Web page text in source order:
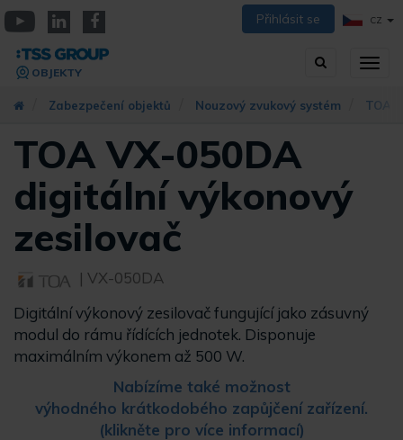
Přejít
k
hlavnímu
obsahu
Přihlásit se CZ
Vyhledávání
OBJEKTY
Zabezpečení objektů Nouzový zvukový systém TOA
TOA VX-050DA
digitální výkonový
zesilovač
| VX-050DA
Digitální výkonový zesilovač fungující jako zásuvný
modul do rámu řídících jednotek. Disponuje
maximálním výkonem až 500 W.
Nabízíme také možnost
výhodného krátkodobého zapůjčení zařízení.
(klikněte pro více informací)